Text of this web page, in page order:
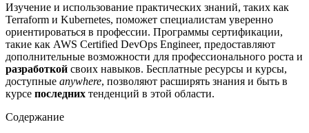
Изучение и использование практических знаний, таких как
Terraform и Kubernetes, поможет специалистам уверенно
ориентироваться в профессии. Программы сертификации,
такие как AWS Certified DevOps Engineer, предоставляют
дополнительные возможности для профессионального роста и
разработкой своих навыков. Бесплатные ресурсы и курсы,
доступные anywhere, позволяют расширять знания и быть в
курсе последних тенденций в этой области.
Содержание